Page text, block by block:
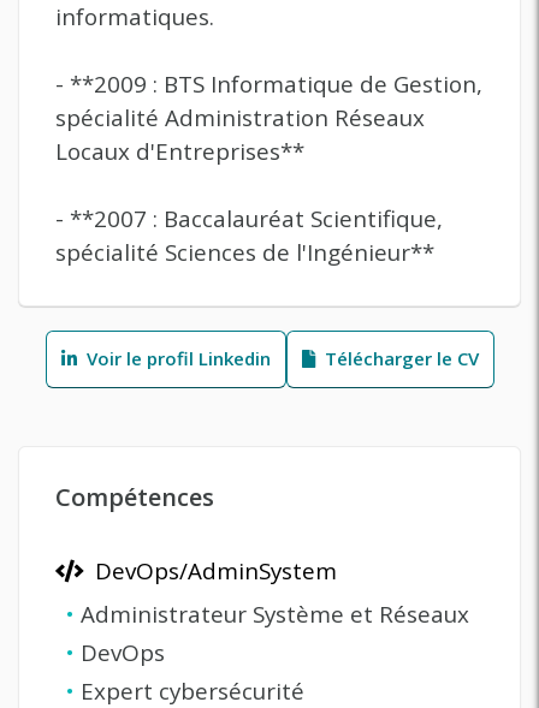
informatiques.
- **2009 : BTS Informatique de Gestion,
spécialité Administration Réseaux
Locaux d'Entreprises**
- **2007 : Baccalauréat Scientifique,
spécialité Sciences de l'Ingénieur**
Voir le profil Linkedin Télécharger le CV
Compétences
DevOps/AdminSystem
• Administrateur Système et Réseaux
• DevOps
• Expert cybersécurité